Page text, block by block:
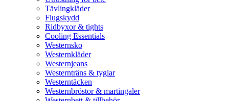
Tävlingkläder
Flugskydd
Ridbyxor & tights
Cooling Essentials
Westernsko
Westernkläder
Westernjeans
Westernträns & tyglar
Westerntäcken
Westernbröstor & martingaler